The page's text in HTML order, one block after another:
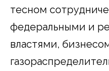
тесном
федеральными и
властями,